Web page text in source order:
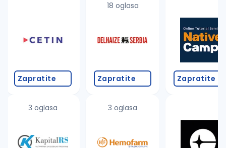
Zapratite
3 oglasa
18 oglasa
Zapratite
3 oglasa
Zapratite